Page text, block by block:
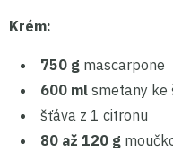
Krém:
750 g mascarpone
600 ml smetany ke
šťáva z 1 citronu
80 až 120 g